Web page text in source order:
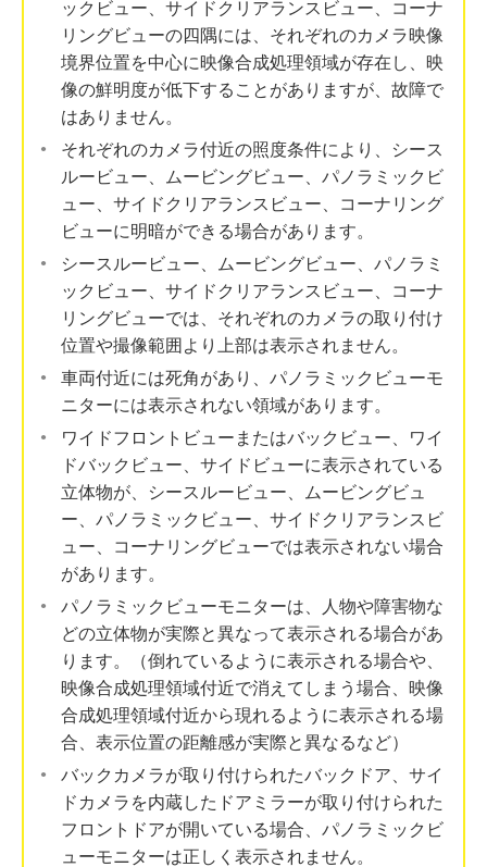
ックビュー、サイドクリアランスビュー、コーナ
リングビューの四隅には、それぞれのカメラ映像
境界位置を中心に映像合成処理領域が存在し、映
像の鮮明度が低下することがありますが、故障で
はありません。
それぞれのカメラ付近の照度条件により、シース
ルービュー、ムービングビュー、パノラミックビ
ュー、サイドクリアランスビュー、コーナリング
ビューに明暗ができる場合があります。
シースルービュー、ムービングビュー、パノラミ
ックビュー、サイドクリアランスビュー、コーナ
リングビューでは、それぞれのカメラの取り付け
位置や撮像範囲より上部は表示されません。
車両付近には死角があり、パノラミックビューモ
ニターには表示されない領域があります。
ワイドフロントビューまたはバックビュー、ワイ
ドバックビュー、サイドビューに表示されている
立体物が、シースルービュー、ムービングビュ
ー、パノラミックビュー、サイドクリアランスビ
ュー、コーナリングビューでは表示されない場合
があります。
パノラミックビューモニターは、人物や障害物な
どの立体物が実際と異なって表示される場合があ
ります。（倒れているように表示される場合や、
映像合成処理領域付近で消えてしまう場合、映像
合成処理領域付近から現れるように表示される場
合、表示位置の距離感が実際と異なるなど）
バックカメラが取り付けられたバックドア、サイ
ドカメラを内蔵したドアミラーが取り付けられた
フロントドアが開いている場合、パノラミックビ
ューモニターは正しく表示されません。